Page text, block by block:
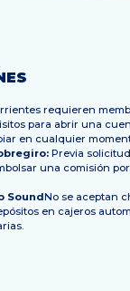
requieren
para abrir una
en cualquier
Previa
una comisión
SoundNo se aceptan
en cajeros